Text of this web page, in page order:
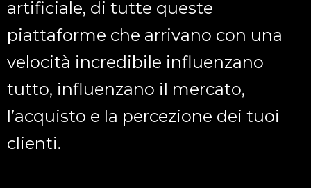
artificiale, di tutte queste
piattaforme che arrivano con una
velocità incredibile influenzano
tutto, influenzano il mercato,
l’acquisto e la percezione dei tuoi
clienti.